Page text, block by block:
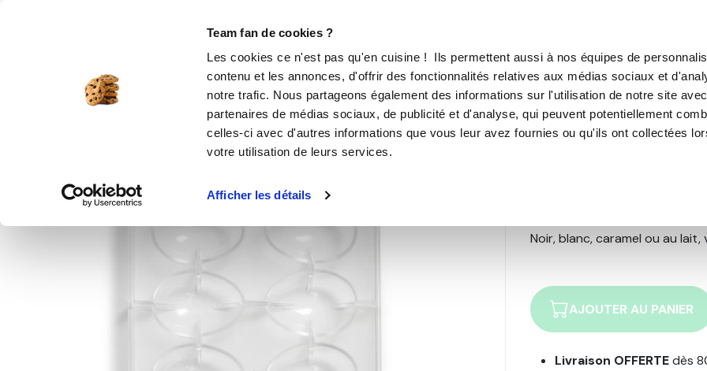
Team fan de cookies ?
Les cookies ce n'est pas qu'en cuisine ! Ils permettent aussi à nos équipes de
contenu et les annonces, d'offrir des fonctionnalités relatives aux médias sociaux et
notre trafic. Nous partageons également des informations sur l'utilisation de notre site
partenaires de médias sociaux, de publicité et d'analyse, qui peuvent potentiellement
celles-ci avec d'autres informations que vous leur avez fournies ou qu'ils ont collectées
votre utilisation de leurs services.
Afficher les détails
MOULES SILICONE USTENSILES ÉPICERIE MISE SOUS VIDE MACHINE À CAFÉ MACHINE À GLACE
Moule à chocolat – 10 oeufs
Noir, blanc, caramel ou au lait,
AJOUTER AU PANIER
Livraison OFFERTEdès